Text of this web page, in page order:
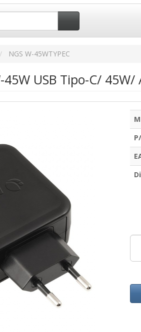
NGS W-45WTYPEC
USB Tipo-C/